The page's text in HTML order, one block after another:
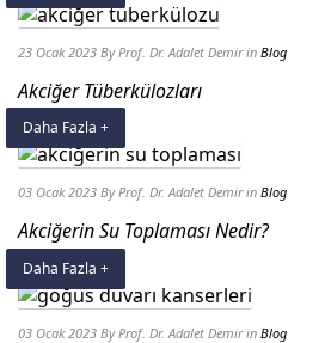
23 Ocak 2023 By Prof. Dr. Adalet Demir in Blog
Akciğer Tüberkülozları
Daha Fazla +
03 Ocak 2023 By Prof. Dr. Adalet Demir in Blog
Akciğerin Su Toplaması Nedir?
Daha Fazla +
03 Ocak 2023 By Prof. Dr. Adalet Demir in Blog